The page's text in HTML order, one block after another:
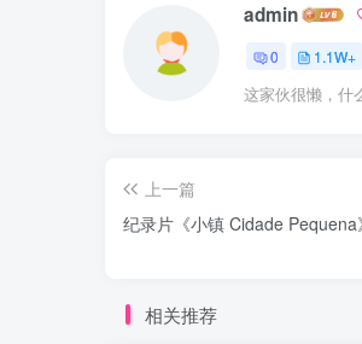
admin
0 1.1W+
这家伙很懒，什
上一篇
纪录片《小镇 Cidade Pequena
相关推荐